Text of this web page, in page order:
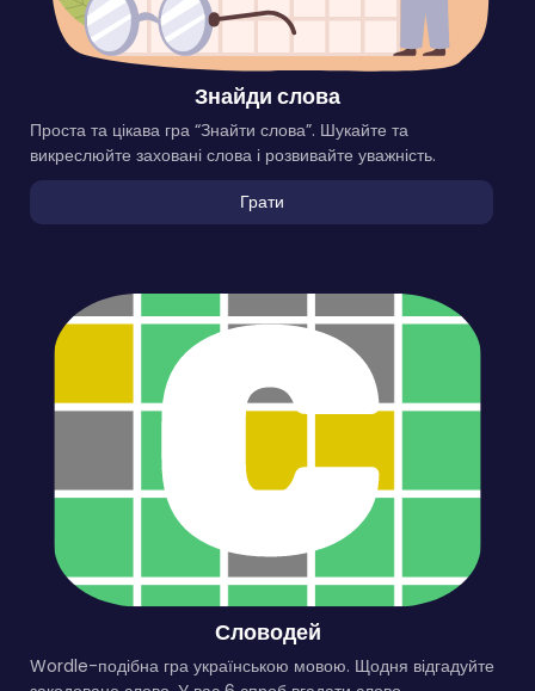
Знайди слова
Проста та цікава гра “Знайти слова”. Шукайте та
викреслюйте заховані слова і розвивайте уважність.
Грати
Словодей
Wordle-подібна гра українською мовою. Щодня відгадуйте